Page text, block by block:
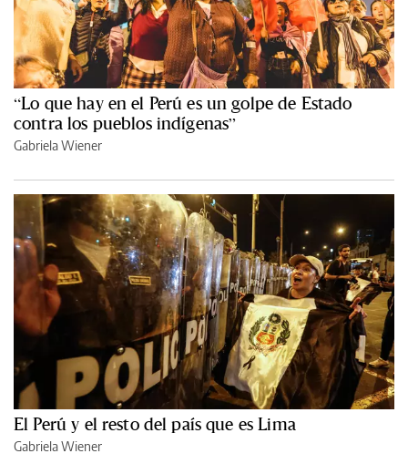
“Lo que hay en el Perú es un golpe de Estado
contra los pueblos indígenas”
Gabriela Wiener
El Perú y el resto del país que es Lima
Gabriela Wiener